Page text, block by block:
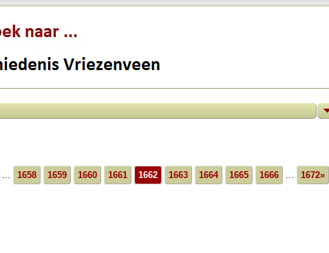
... 1658 1659 1660 1661 1662 1663 1664 1665 1666 ... 1672»